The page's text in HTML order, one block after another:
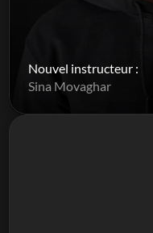
Nouvel instructeur :
Sina Movaghar